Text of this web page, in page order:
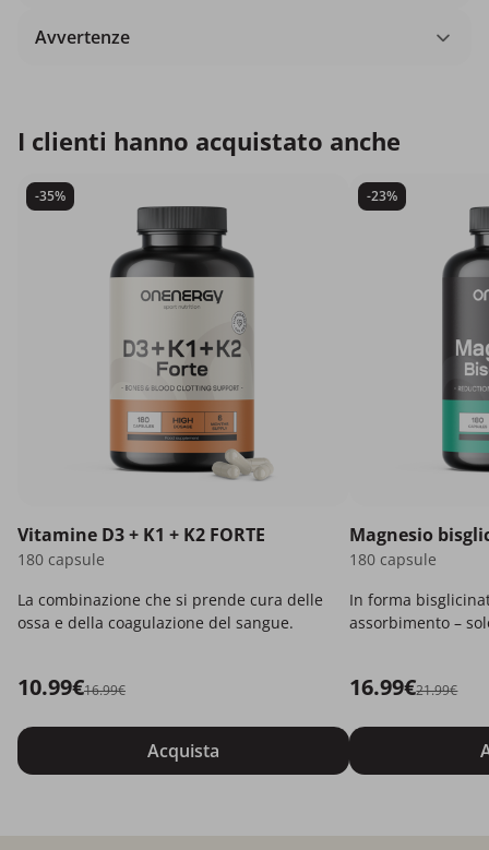
Avvertenze
I clienti hanno acquistato anche
-35%
Vitamine D3 + K1 + K2 FORTE
180 capsule
La combinazione che si prende cura delle
ossa e della coagulazione del sangue.
10.99€16.99€
Acquista
-23%
Magnesio
180 capsule
In forma
assorbimento –
16.99€21.99€